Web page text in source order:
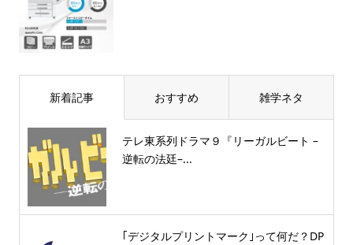
新着記事 おすすめ 雑学ネタ
テレ東系列ドラマ９『リーガルビート –
逆転の法廷–...
｢デジタルプリントマーク｣って何だ？DP